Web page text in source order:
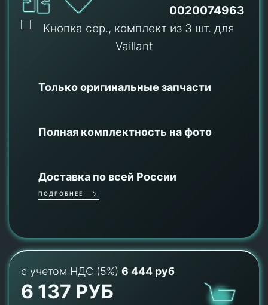
0020074963
Только оригинальные запчасти
Полная комплектность на фото
Доставка по всей России
ПОДРОБНЕЕ
с учетом НДС (5%) 6 444 руб
6 137 РУБ